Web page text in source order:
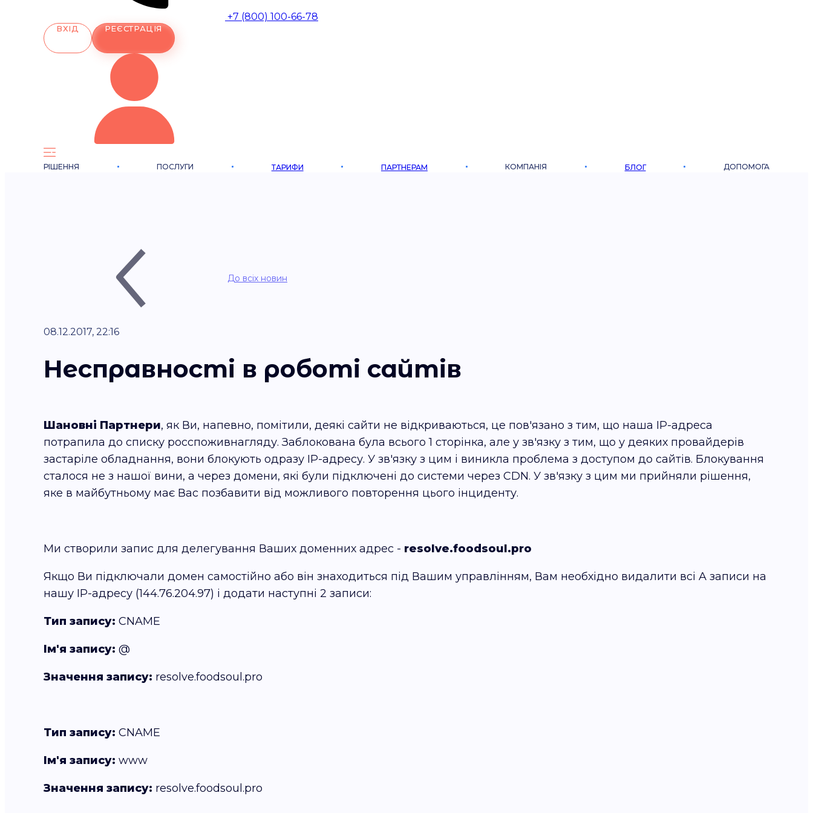
+7 (800) 100-66-78
ВХІД РЕЄСТРАЦІЯ
РІШЕННЯ ПОСЛУГИ ТАРИФИ ПАРТНЕРАМ КОМПАНІЯ БЛОГ ДОПОМОГА
До всіх новин
08.12.2017, 22:16
Несправності в роботі сайтів
Шановні Партнери, як Ви, напевно, помітили, деякі сайти не відкриваються, це пов'язано з тим, що наша IP-адреса
потрапила до списку росспоживнагляду. Заблокована була всього 1 сторінка, але у зв'язку з тим, що у деяких провайдерів
застаріле обладнання, вони блокують одразу IP-адресу. У зв'язку з цим і виникла проблема з доступом до сайтів. Блокування
сталося не з нашої вини, а через домени, які були підключені до системи через CDN. У зв'язку з цим ми прийняли рішення,
яке в майбутньому має Вас позбавити від можливого повторення цього інциденту.
Ми створили запис для делегування Ваших доменних адрес - resolve.foodsoul.pro
Якщо Ви підключали домен самостійно або він знаходиться під Вашим управлінням, Вам необхідно видалити всі A записи на
нашу IP-адресу (144.76.204.97) і додати наступні 2 записи:
Тип запису: CNAME
Ім'я запису: @
Значення запису: resolve.foodsoul.pro
Тип запису: CNAME
Ім'я запису: www
Значення запису: resolve.foodsoul.pro